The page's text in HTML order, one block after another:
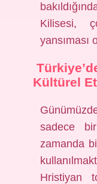
Kilisesi,
yansıması
Kültürel
sadece
zamanda
Hristiyan